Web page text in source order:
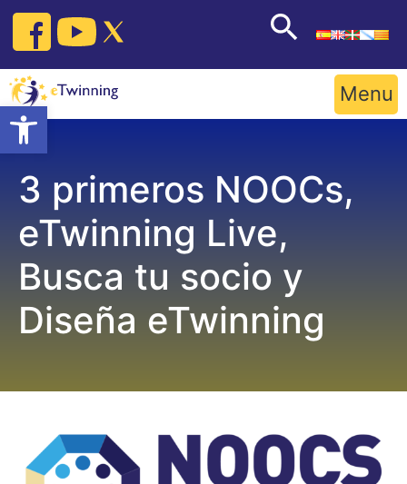
Open toolbar
Skip
content
Menu
3 primeros NOOCs,
eTwinning Live,
Busca tu socio y
Diseña eTwinning